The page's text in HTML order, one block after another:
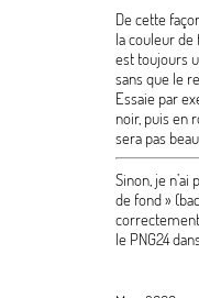
De cette
la couleur de
est toujours
sans que le
Essaie par
noir, puis en
sera pas
Sinon, je
de fond»
le PNG24